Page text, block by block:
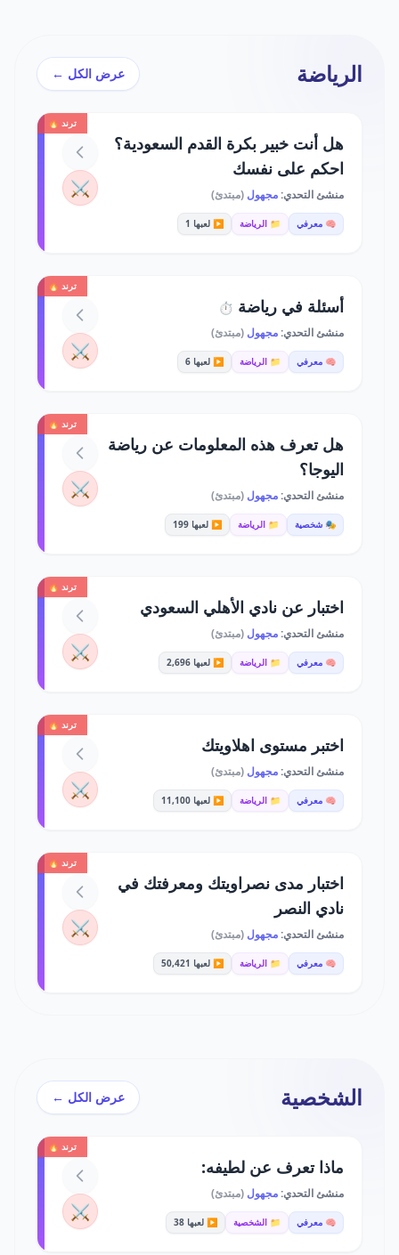
الرياضة عرض الكل ←
ترند 🔥
هل أنت خبير بكرة القدم السعودية؟
احكم على نفسك
منشئ التحدي:مجهول (مبتدئ)
🧠 معرفي 📁 الرياضة ▶️ لعبها 1
⚔️
ترند 🔥
أسئلة في رياضة ⏱️
منشئ التحدي:مجهول (مبتدئ)
🧠 معرفي 📁 الرياضة ▶️ لعبها 6 ⚔️
ترند 🔥
هل تعرف هذه المعلومات عن رياضة
اليوجا؟
منشئ التحدي:مجهول (مبتدئ)
🎭 شخصية 📁 الرياضة ▶️ لعبها 199
⚔️
ترند 🔥
اختبار عن نادي الأهلي السعودي
منشئ التحدي:مجهول (مبتدئ)
🧠 معرفي 📁 الرياضة ▶️ لعبها 2,696 ⚔️
ترند 🔥
اختبر مستوى اهلاويتك
منشئ التحدي:مجهول (مبتدئ)
🧠 معرفي 📁 الرياضة ▶️ لعبها 11,100 ⚔️
ترند 🔥
اختبار مدى نصراويتك ومعرفتك في
نادي النصر
منشئ التحدي:مجهول (مبتدئ)
🧠 معرفي 📁 الرياضة ▶️ لعبها 50,421
⚔️
الشخصية عرض الكل ←
ترند 🔥
ماذا تعرف عن لطيفه:
منشئ التحدي:مجهول (مبتدئ)
🧠 معرفي 📁 الشخصية ▶️ لعبها 38 ⚔️